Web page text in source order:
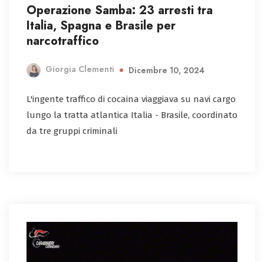
Operazione Samba: 23 arresti tra
Italia, Spagna e Brasile per
narcotraffico
Giorgia Clementi Dicembre 10, 2024
L'ingente traffico di cocaina viaggiava su navi cargo
lungo la tratta atlantica Italia - Brasile, coordinato
da tre gruppi criminali